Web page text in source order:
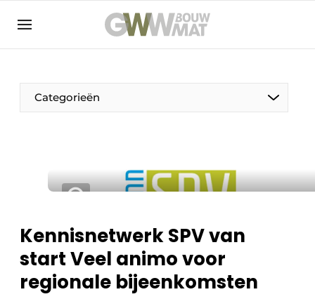
NL EN
Categorieën
Kennisnetwerk SPV van
start Veel animo voor
regionale bijeenkomsten